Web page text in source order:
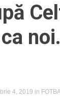
4, 2019 in